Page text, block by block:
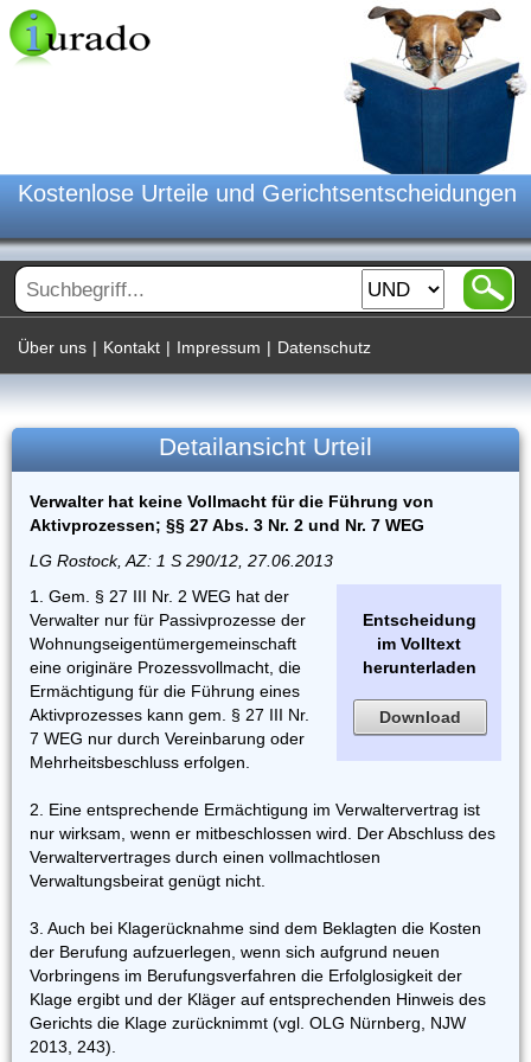
Kostenlose Urteile und Gerichtsentscheidungen
Über uns | Kontakt | Impressum | Datenschutz
Detailansicht Urteil
Verwalter hat keine Vollmacht für die Führung von
Aktivprozessen; §§ 27 Abs. 3 Nr. 2 und Nr. 7 WEG
LG Rostock, AZ: 1 S 290/12, 27.06.2013
Entscheidung
im Volltext
herunterladen
Download
1. Gem. § 27 III Nr. 2 WEG hat der
Verwalter nur für Passivprozesse der
Wohnungseigentümergemeinschaft
eine originäre Prozessvollmacht, die
Ermächtigung für die Führung eines
Aktivprozesses kann gem. § 27 III Nr.
7 WEG nur durch Vereinbarung oder
Mehrheitsbeschluss erfolgen.
2. Eine entsprechende Ermächtigung im Verwaltervertrag ist
nur wirksam, wenn er mitbeschlossen wird. Der Abschluss des
Verwaltervertrages durch einen vollmachtlosen
Verwaltungsbeirat genügt nicht.
3. Auch bei Klagerücknahme sind dem Beklagten die Kosten
der Berufung aufzuerlegen, wenn sich aufgrund neuen
Vorbringens im Berufungsverfahren die Erfolglosigkeit der
Klage ergibt und der Kläger auf entsprechenden Hinweis des
Gerichts die Klage zurücknimmt (vgl. OLG Nürnberg, NJW
2013, 243).